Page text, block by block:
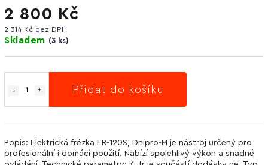
2 800 Kč
2 314 Kč bez DPH
Skladem (3 ks)
Přidat do košíku
Popis: Elektrická frézka ER-120S, Dnipro-M je nástroj určený pro
profesionální i domácí použití. Nabízí spolehlivý výkon a snadné